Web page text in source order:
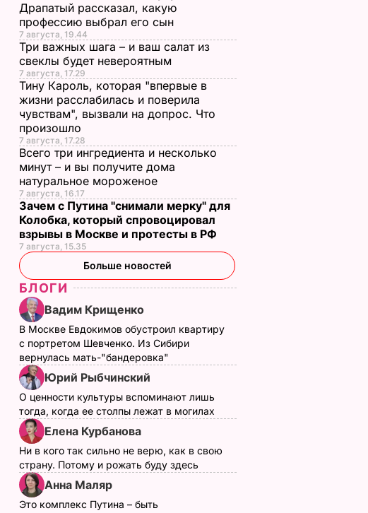
Драпатый рассказал, какую
профессию выбрал его сын
7 августа, 19.44
Три важных шага – и ваш салат из
свеклы будет невероятным
7 августа, 17.29
Тину Кароль, которая "впервые в
жизни расслабилась и поверила
чувствам", вызвали на допрос. Что
произошло
7 августа, 17.28
Всего три ингредиента и несколько
минут – и вы получите дома
натуральное мороженое
7 августа, 16.17
Зачем с Путина "снимали мерку" для
Колобка, который спровоцировал
взрывы в Москве и протесты в РФ
7 августа, 15.35
Больше новостей
БЛОГИ
Вадим Крищенко
В Москве Евдокимов обустроил квартиру
с портретом Шевченко. Из Сибири
вернулась мать-"бандеровка"
Юрий Рыбчинский
О ценности культуры вспоминают лишь
тогда, когда ее столпы лежат в могилах
Елена Курбанова
Ни в кого так сильно не верю, как в свою
страну. Потому и рожать буду здесь
Анна Маляр
Это комплекс Путина – быть